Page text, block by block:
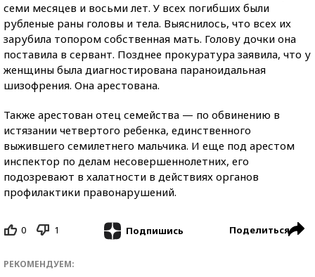
семи месяцев и восьми лет. У всех погибших были
рубленые раны головы и тела. Выяснилось, что всех их
зарубила топором собственная мать. Голову дочки она
поставила в сервант. Позднее прокуратура заявила, что у
женщины была диагностирована параноидальная
шизофрения. Она арестована.
Также арестован отец семейства — по обвинению в
истязании четвертого ребенка, единственного
выжившего семилетнего мальчика. И еще под арестом
инспектор по делам несовершеннолетних, его
подозревают в халатности в действиях органов
профилактики правонарушений.
0 1 Подпишись Поделиться
РЕКОМЕНДУЕМ: